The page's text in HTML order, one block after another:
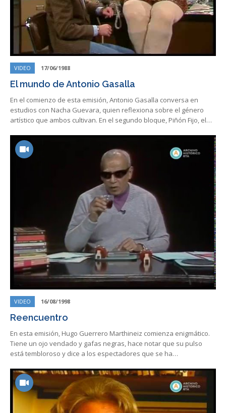
VIDEO 17/06/1988
El mundo de Antonio Gasalla
En el comienzo de esta emisión, Antonio Gasalla conversa en
estudios con Nacha Guevara, quien reflexiona sobre el género
artístico que ambos cultivan. En el segundo bloque, Piñón Fijo, el…
VIDEO 16/08/1998
Reencuentro
En esta emisión, Hugo Guerrero Marthineiz comienza enigmático.
Tiene un ojo vendado y gafas negras, hace notar que su pulso
está tembloroso y dice a los espectadores que se ha…